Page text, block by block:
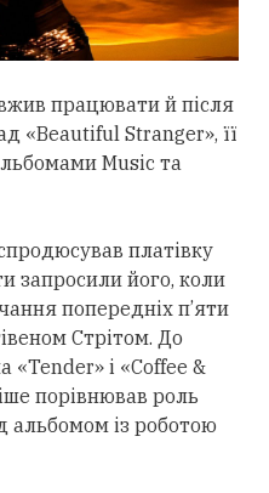
працювати й після
«Beautiful Stranger», її
Music та
платівку
запросили його, коли
попередніх п’яти
Стрітом. До
«Tender» і «Coffee &
порівнював роль
альбомом із роботою